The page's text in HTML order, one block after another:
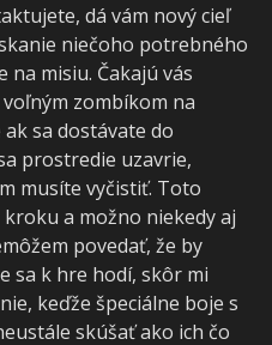
dá vám nový cieľ
niečoho potrebného
na misiu. Čakajú vás
zombíkom na
sa dostávate do
prostredie uzavrie,
musíte vyčistiť. Toto
a možno niekedy aj
povedať, že by
sa k hre hodí, skôr mi
keďže špeciálne boje s
skúšať ako ich čo